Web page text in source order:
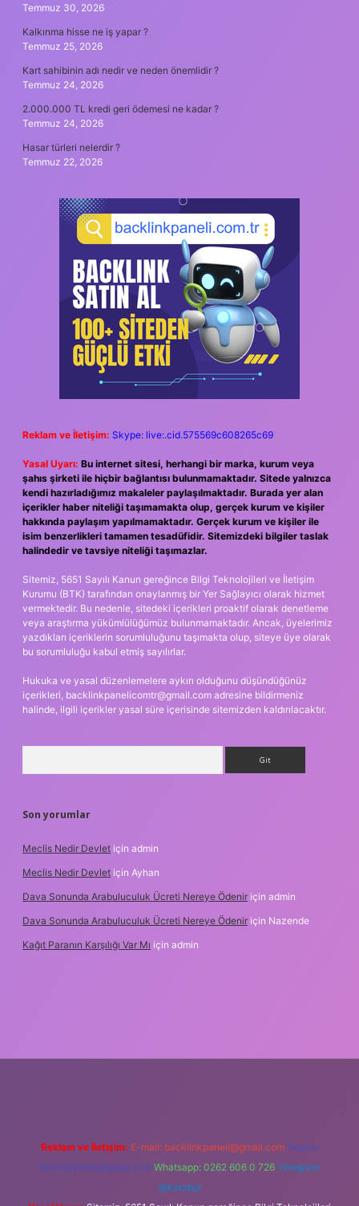
Temmuz 30, 2026
Kalkınma hisse ne iş yapar ?
Temmuz 25, 2026
Kart sahibinin adı nedir ve neden önemlidir ?
Temmuz 24, 2026
2.000.000 TL kredi geri ödemesi ne kadar ?
Temmuz 24, 2026
Hasar türleri nelerdir ?
Temmuz 22, 2026
Reklam ve İletişim: Skype: live:.cid.575569c608265c69
Yasal Uyarı: Bu internet sitesi, herhangi bir marka, kurum veya
şahıs şirketi ile hiçbir bağlantısı bulunmamaktadır. Sitede yalnızca
kendi hazırladığımız makaleler paylaşılmaktadır. Burada yer alan
içerikler haber niteliği taşımamakta olup, gerçek kurum ve kişiler
hakkında paylaşım yapılmamaktadır. Gerçek kurum ve kişiler ile
isim benzerlikleri tamamen tesadüfidir. Sitemizdeki bilgiler taslak
halindedir ve tavsiye niteliği taşımazlar.
Sitemiz, 5651 Sayılı Kanun gereğince Bilgi Teknolojileri ve İletişim
Kurumu (BTK) tarafından onaylanmış bir Yer Sağlayıcı olarak hizmet
vermektedir. Bu nedenle, sitedeki içerikleri proaktif olarak denetleme
veya araştırma yükümlülüğümüz bulunmamaktadır. Ancak, üyelerimiz
yazdıkları içeriklerin sorumluluğunu taşımakta olup, siteye üye olarak
bu sorumluluğu kabul etmiş sayılırlar.
Hukuka ve yasal düzenlemelere aykırı olduğunu düşündüğünüz
içerikleri, backlinkpanelicomtr@gmail.com adresine bildirmeniz
halinde, ilgili içerikler yasal süre içerisinde sitemizden kaldırılacaktır.
Son yorumlar
Meclis Nedir Devlet için admin
Meclis Nedir Devlet için Ayhan
Dava Sonunda Arabuluculuk Ücreti Nereye Ödenir için admin
Dava Sonunda Arabuluculuk Ücreti Nereye Ödenir için Nazende
Kağıt Paranın Karşılığı Var Mı için admin
Reklam ve İletişim: E-mail: backlinkpaneli@gmail.com Teams:
forumhizmeti@gmail.com Whatsapp: 0262 606 0 726 Telegram:
@karabul